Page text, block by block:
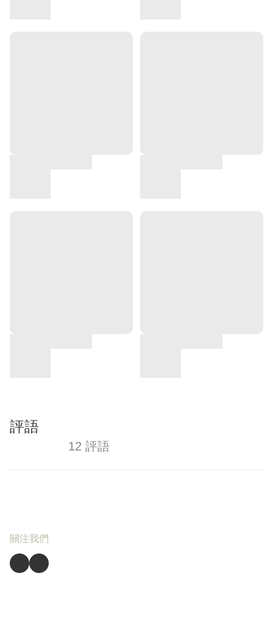
評語
12 評語
關注我們